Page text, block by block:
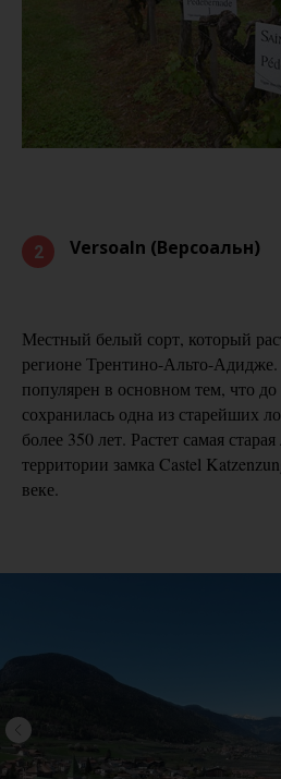
2 Versoaln (Версоальн)
Местный белый сорт, который
регионе Трентино-Альто-Адидже.
популярен в основном тем, что
сохранилась одна из старейших
более 350 лет. Растет самая
территории замка Castel
веке.